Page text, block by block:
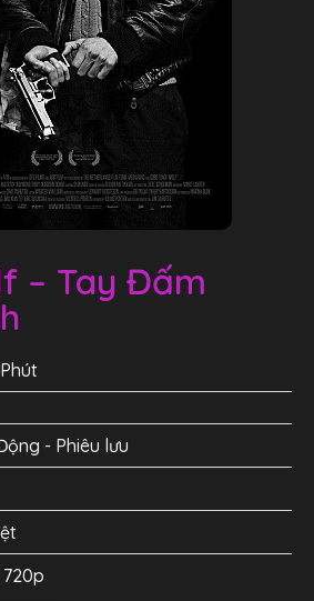
– Tay Đấm
- Phiêu lưu